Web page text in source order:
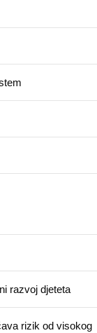
razvoj djeteta
rizik od visokog